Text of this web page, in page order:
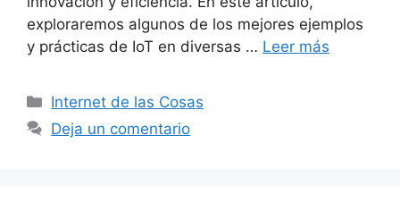
exploraremos algunos de los mejores ejemplos
y prácticas de IoT en diversas … Leer más
Categorías
Internet de las Cosas
Deja un comentario